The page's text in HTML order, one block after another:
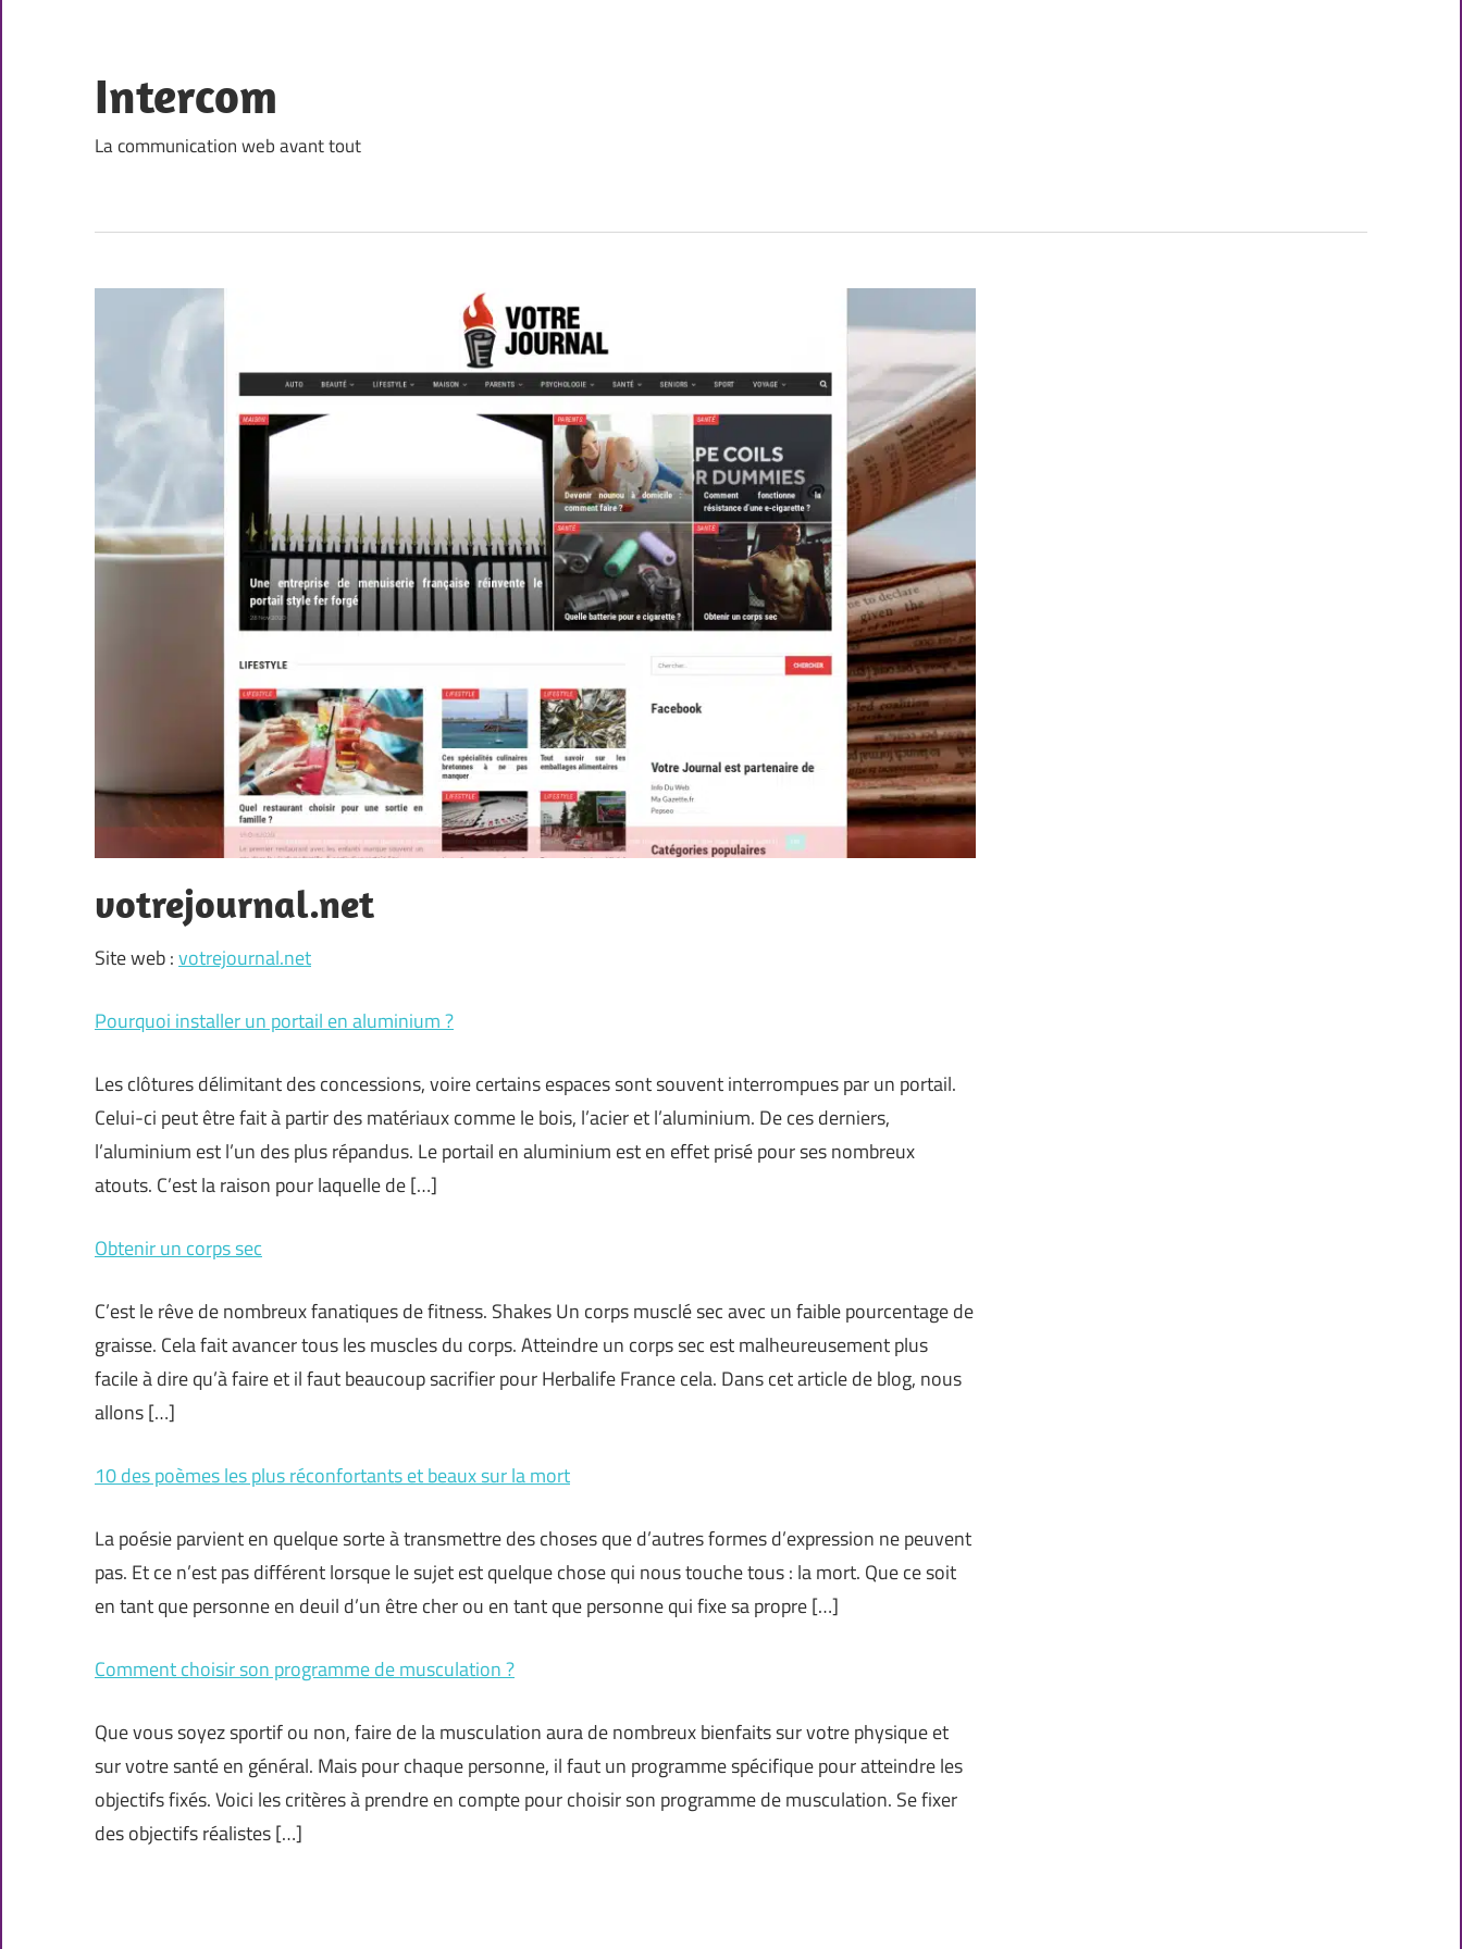
content
Intercom
La communication web avant tout
votrejournal.net
Site web :votrejournal.net
Pourquoi installer un portail en aluminium ?
Les clôtures délimitant des concessions, voire certains espaces sont souvent interrompues par un portail.
Celui-ci peut être fait à partir des matériaux comme le bois, l’acier et l’aluminium. De ces derniers,
l’aluminium est l’un des plus répandus. Le portail en aluminium est en effet prisé pour ses nombreux
atouts. C’est la raison pour laquelle de […]
Obtenir un corps sec
C’est le rêve de nombreux fanatiques de fitness. Shakes Un corps musclé sec avec un faible pourcentage de
graisse. Cela fait avancer tous les muscles du corps. Atteindre un corps sec est malheureusement plus
facile à dire qu’à faire et il faut beaucoup sacrifier pour Herbalife France cela. Dans cet article de blog, nous
allons […]
10 des poèmes les plus réconfortants et beaux sur la mort
La poésie parvient en quelque sorte à transmettre des choses que d’autres formes d’expression ne peuvent
pas. Et ce n’est pas différent lorsque le sujet est quelque chose qui nous touche tous : la mort. Que ce soit
en tant que personne en deuil d’un être cher ou en tant que personne qui fixe sa propre […]
Comment choisir son programme de musculation ?
Que vous soyez sportif ou non, faire de la musculation aura de nombreux bienfaits sur votre physique et
sur votre santé en général. Mais pour chaque personne, il faut un programme spécifique pour atteindre les
objectifs fixés. Voici les critères à prendre en compte pour choisir son programme de musculation. Se fixer
des objectifs réalistes […]